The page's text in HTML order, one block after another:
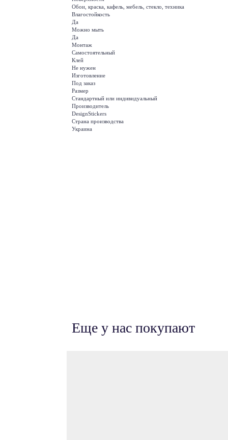
Обои, краска, кафель, мебель, стекло, техника
Влагостойкость
Да
Можно мыть
Да
Монтаж
Самостоятельный
Клей
Не нужен
Изготовление
Под заказ
Размер
Стандартный или индивидуальный
Производитель
DesignStickers
Страна производства
Украина
Еще у нас покупают